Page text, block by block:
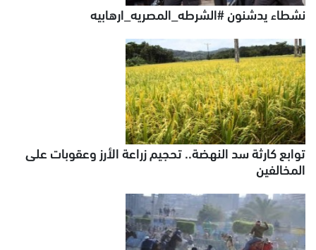
نشطاء يدشنون #الشرطه_المصريه_ارهابيه
توابع كارثة سد النهضة.. تحجيم زراعة الأرز وعقوبات على
المخالفين